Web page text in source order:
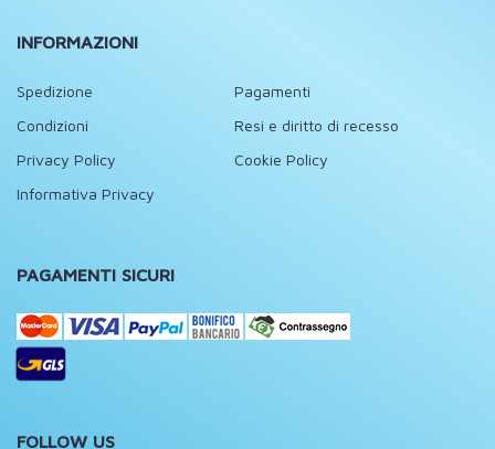
INFORMAZIONI
Spedizione
Pagamenti
Condizioni
Resi e diritto di recesso
Privacy Policy
Cookie Policy
Informativa Privacy
PAGAMENTI SICURI
FOLLOW US